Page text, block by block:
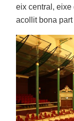
eix central, eixe
acollit bona part